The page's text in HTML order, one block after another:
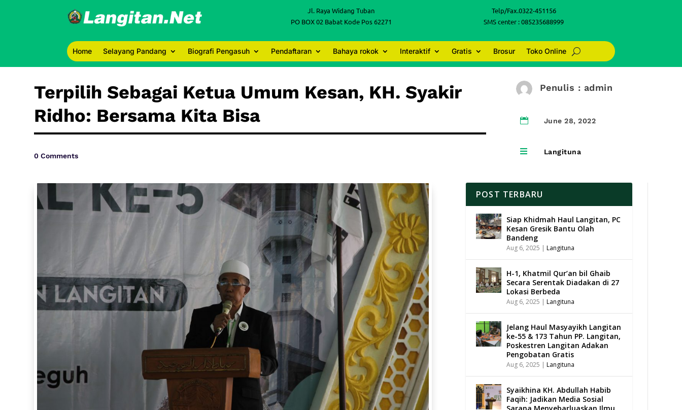
Jl. Raya Widang Tuban
PO BOX 02 Babat Kode Pos 62271
Telp/Fax.0322-451156
SMS center : 085235688999
Home Selayang Pandang Biografi Pengasuh Pendaftaran Bahaya rokok Interaktif Gratis Brosur Toko Online
Terpilih Sebagai Ketua Umum Kesan, KH. Syakir
Ridho: Bersama Kita Bisa
0 Comments
Penulis : admin
 June 28, 2022
 Langituna
POST TERBARU
Siap Khidmah Haul Langitan, PC
Kesan Gresik Bantu Olah
Bandeng
Aug 6, 2025 | Langituna
H-1, Khatmil Qur’an bil Ghaib
Secara Serentak Diadakan di 27
Lokasi Berbeda
Aug 6, 2025 | Langituna
Jelang Haul Masyayikh Langitan
ke-55 & 173 Tahun PP. Langitan,
Poskestren Langitan Adakan
Pengobatan Gratis
Aug 6, 2025 | Langituna
Syaikhina KH. Abdullah Habib
Faqih: Jadikan Media Sosial